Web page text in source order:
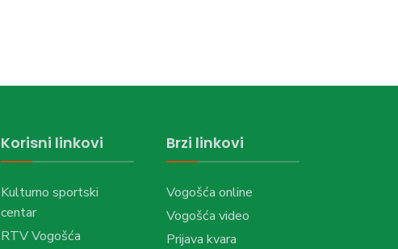
Korisni linkovi
Kulturno sportski
centar
RTV Vogošća
Brzi linkovi
Vogošća online
Vogošća video
Prijava kvara